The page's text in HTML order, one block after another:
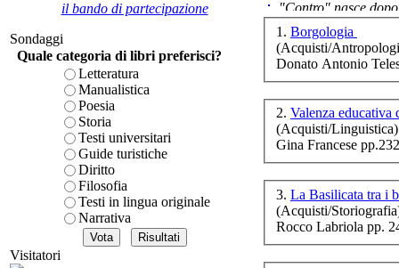
il bando di partecipazione
Sondaggi
Quale categoria di libri preferisci?
Letteratura
Manualistica
Poesia
Storia
Testi universitari
Guide turistiche
Diritto
Filosofia
Testi in lingua originale
Narrativa
Visitatori
"Contro" nasce
cominciato con la
ripensaremarx. i saggi
questa collaborazione
è teorica, sempre però
presente fase.
Acquista ora...
A feed could not be
http://www.lastampa.it/
1. Borgologia
(Acquisti/
Donato Antonio
2. Valenza educativa
(Acquisti/Linguistica)
Gina Francese
3. La Basilicata tra i
(Acquisti/
Rocco Labriola pp.